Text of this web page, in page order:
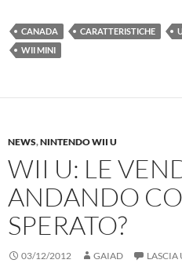
CANADA CARATTERISTICHE
WII MINI
NEWS,NINTENDO WII U
WII U: LE
ANDANDO
SPERATO?
03/12/2012 GAIAD LASCIA